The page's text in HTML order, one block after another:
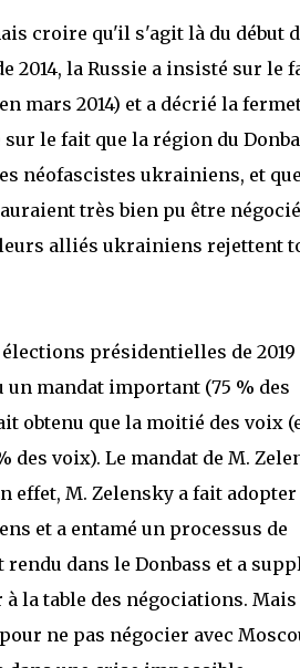
croire qu'il s'agit là du début
la Russie a insisté sur le
mars 2014) et a décrié la
le fait que la région du
néofascistes ukrainiens, et
très bien pu être
alliés ukrainiens rejettent
présidentielles de 2019
mandat important (75 % des
obtenu que la moitié des voix
des voix). Le mandat de M.
effet, M. Zelensky a fait
et a entamé un processus de
dans le Donbass et a
la table des négociations.
ne pas négocier avec